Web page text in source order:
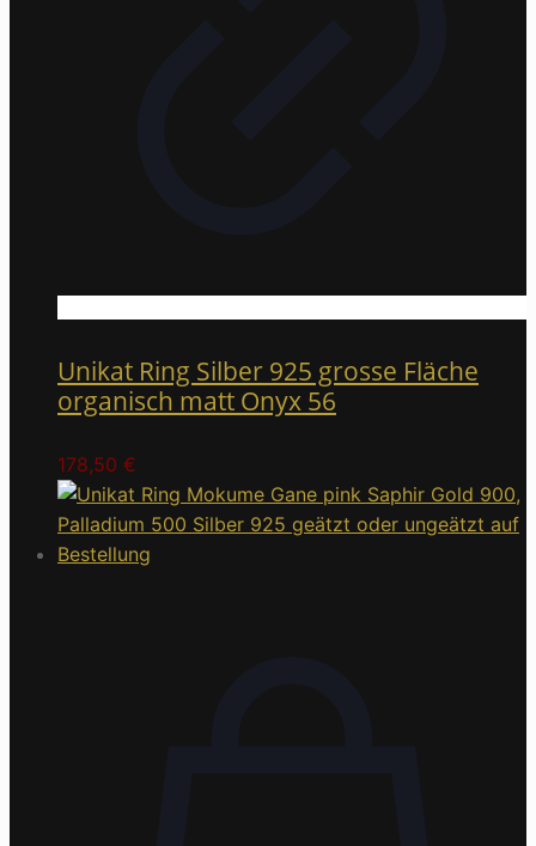
Unikat Ring Silber 925 grosse Fläche
organisch matt Onyx 56
178,50 €